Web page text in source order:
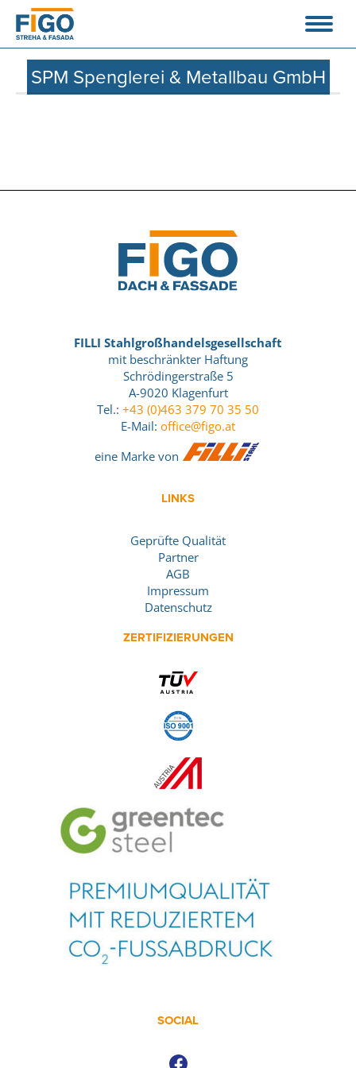
SPM Spenglerei & Metallbau GmbH
FILLI Stahlgroßhandelsgesellschaft
mit beschränkter Haftung
Schrödingerstraße 5
A-9020 Klagenfurt
Tel.: +43 (0)463 379 70 35 50
E-Mail: office@figo.at
eine Marke von
LINKS
Geprüfte Qualität
Partner
AGB
Impressum
Datenschutz
ZERTIFIZIERUNGEN
SOCIAL